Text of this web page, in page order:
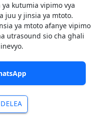
kutumia vipimo vya
juu y jinsia ya mtoto.
ya mtoto afanye vipimo
utrasound sio cha ghali